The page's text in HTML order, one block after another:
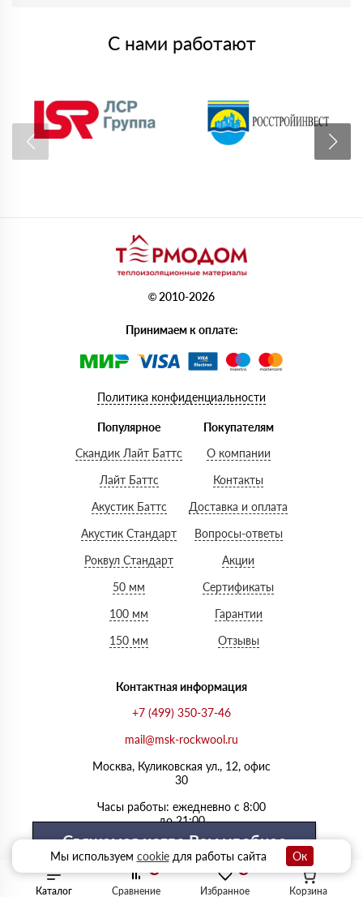
Каталог Избранное
Сравнение Корзина
С нами работают
© 2010-2026
Принимаем к оплате:
Политика конфиденциальности
Популярное
Скандик Лайт Баттс
Лайт Баттс
Акустик Баттс
Акустик Стандарт
Роквул Стандарт
50 мм
100 мм
150 мм
Покупателям
О компании
Контакты
Доставка и оплата
Вопросы-ответы
Акции
Сертификаты
Гарантии
Отзывы
Контактная информация
+7 (499) 350-37-46
mail@msk-rockwool.ru
Москва, Куликовская ул., 12, офис
30
Часы работы: ежедневно с 8:00
до 21:00
Свяжемся когда Вам удобнее
Выберите удобный день
Мы используем cookieдля работы сайта Ок